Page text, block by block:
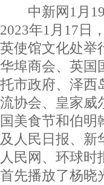
中新网1月19
2023年1月17日
英使馆文化处举
华埠商会、英国
托市政府、泽西
流协会、皇家威
国美食节和伯明
及人民日报、新
人民网、环球
首先播放了杨晓